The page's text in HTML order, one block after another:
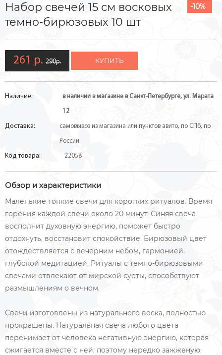
-10%
Набор свечей 15 см восковых
темно-бирюзовых 10 шт
261 р. 290р. КУПИТЬ
Наличие: в наличии в магазине в Санкт-Петербурге, ул. Марата
12
Доставка: самовывоз из магазина или пунктов авито, по СПб, по
России
Код товара: 22058
Обзор и характеристики
Маленькие тонкие свечи для коротких ритуалов. Время
горения каждой свечи около 20 минут. Синяя свеча
восполнит духовную энергию, поможет быстро
отдохнуть, восстановит спокойствие. Бирюзовый цвет
отождествляется с вечерним небом, гармонией,
глубокой медитацией. Ритуалы с темно-бирюзовыми
свечами отвлекают от мирской суеты, способствуют
размышлениям о вечном.
Свечи изготовлены из натурального воска, полностью
прокрашены. Натуральная свеча любого цвета
перенимает от человека негативную энергию, которая
сжигается вместе с ней, поэтому нередко зажженую